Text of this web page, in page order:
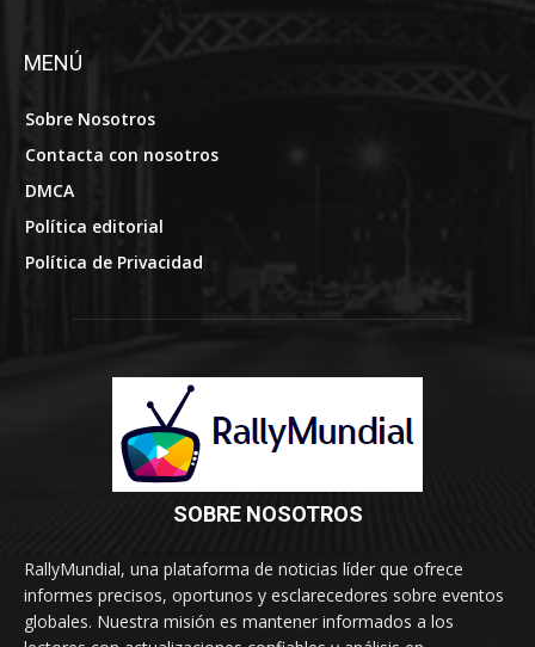
MENÚ
Sobre Nosotros
Contacta con nosotros
DMCA
Política editorial
Política de Privacidad
SOBRE NOSOTROS
RallyMundial, una plataforma de noticias líder que ofrece
informes precisos, oportunos y esclarecedores sobre eventos
globales. Nuestra misión es mantener informados a los